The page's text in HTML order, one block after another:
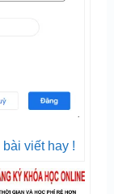
viết hay !